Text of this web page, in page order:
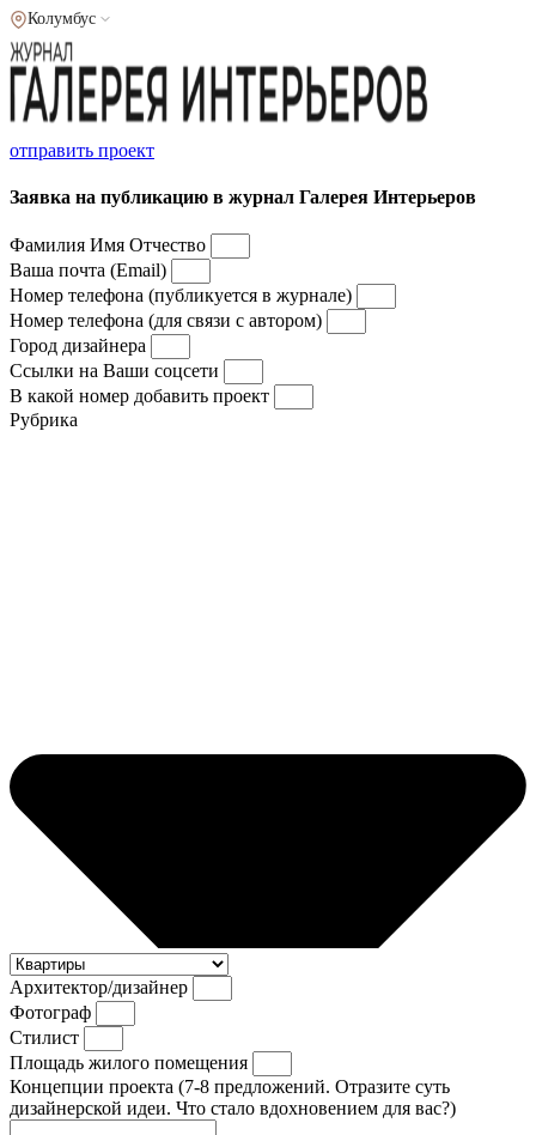
Колумбус
отправить проект
Заявка на публикацию в журнал Галерея Интерьеров
Фамилия Имя Отчество
Ваша почта (Email)
Номер телефона (публикуется в журнале)
Номер телефона (для связи с автором)
Город дизайнера
Ссылки на Ваши соцсети
В какой номер добавить проект
Рубрика
Архитектор/дизайнер
Фотограф
Стилист
Площадь жилого помещения
Концепции проекта (7-8 предложений. Отразите суть
дизайнерской идеи. Что стало вдохновением для вас?)